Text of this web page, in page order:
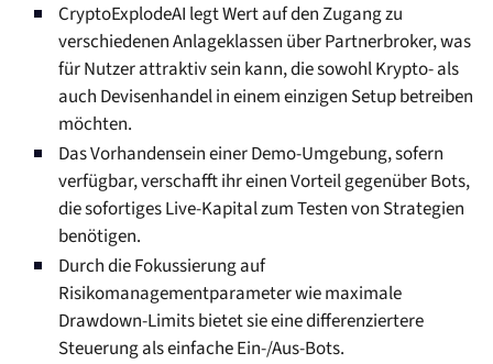
CryptoExplodeAI legt Wert auf den Zugang zu
verschiedenen Anlageklassen über Partnerbroker, was
für Nutzer attraktiv sein kann, die sowohl Krypto- als
auch Devisenhandel in einem einzigen Setup betreiben
möchten.
Das Vorhandensein einer Demo-Umgebung, sofern
verfügbar, verschafft ihr einen Vorteil gegenüber Bots,
die sofortiges Live-Kapital zum Testen von Strategien
benötigen.
Durch die Fokussierung auf
Risikomanagementparameter wie maximale
Drawdown-Limits bietet sie eine differenziertere
Steuerung als einfache Ein-/Aus-Bots.